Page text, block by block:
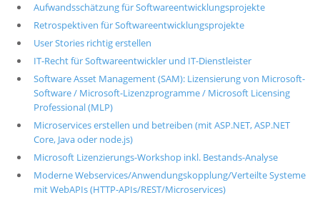
Aufwandsschätzung für Softwareentwicklungsprojekte
Retrospektiven für Softwareentwicklungsprojekte
User Stories richtig erstellen
IT-Recht für Softwareentwickler und IT-Dienstleister
Software Asset Management (SAM): Lizensierung von Microsoft-
Software / Microsoft-Lizenzprogramme / Microsoft Licensing
Professional (MLP)
Microservices erstellen und betreiben (mit ASP.NET, ASP.NET
Core, Java oder node.js)
Microsoft Lizenzierungs-Workshop inkl. Bestands-Analyse
Moderne Webservices/Anwendungskopplung/Verteilte Systeme
mit WebAPIs (HTTP-APIs/REST/Microservices)